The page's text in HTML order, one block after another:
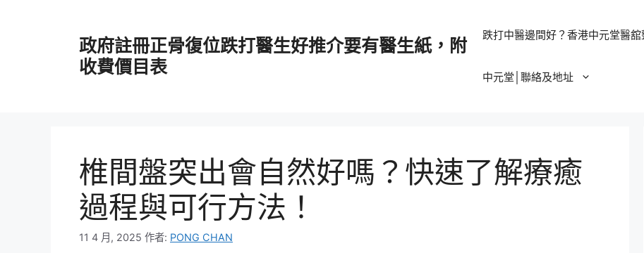
政府註冊正骨復位跌打醫生好推介要有醫生紙，附
收費價目表
跌打中醫邊間好？香港中元堂醫
中元堂│聯絡及地址
椎間盤突出會自然好嗎？快速了解療癒
過程與可行方法！
11 4 月, 2025 作者: PONG CHAN